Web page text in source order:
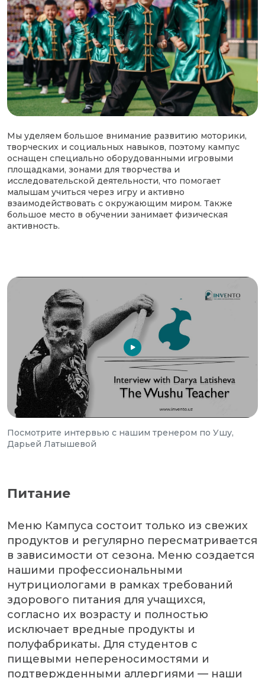
Мы уделяем большое внимание развитию моторики,
творческих и социальных навыков, поэтому кампус
оснащен специально оборудованными игровыми
площадками, зонами для творчества и
исследовательской деятельности, что помогает
малышам учиться через игру и активно
взаимодействовать с окружающим миром. Также
большое место в обучении занимает физическая
активность.
Посмотрите интервью с нашим тренером по Ушу,
Дарьей Латышевой
Питание
Меню Кампуса состоит только из свежих
продуктов и регулярно пересматривается
в зависимости от сезона. Меню создается
нашими профессиональными
нутрициологами в рамках требований
здорового питания для учащихся,
согласно их возрасту и полностью
исключает вредные продукты и
полуфабрикаты. Для студентов с
пищевыми непереносимостями и
подтвержденными аллергиями — наши